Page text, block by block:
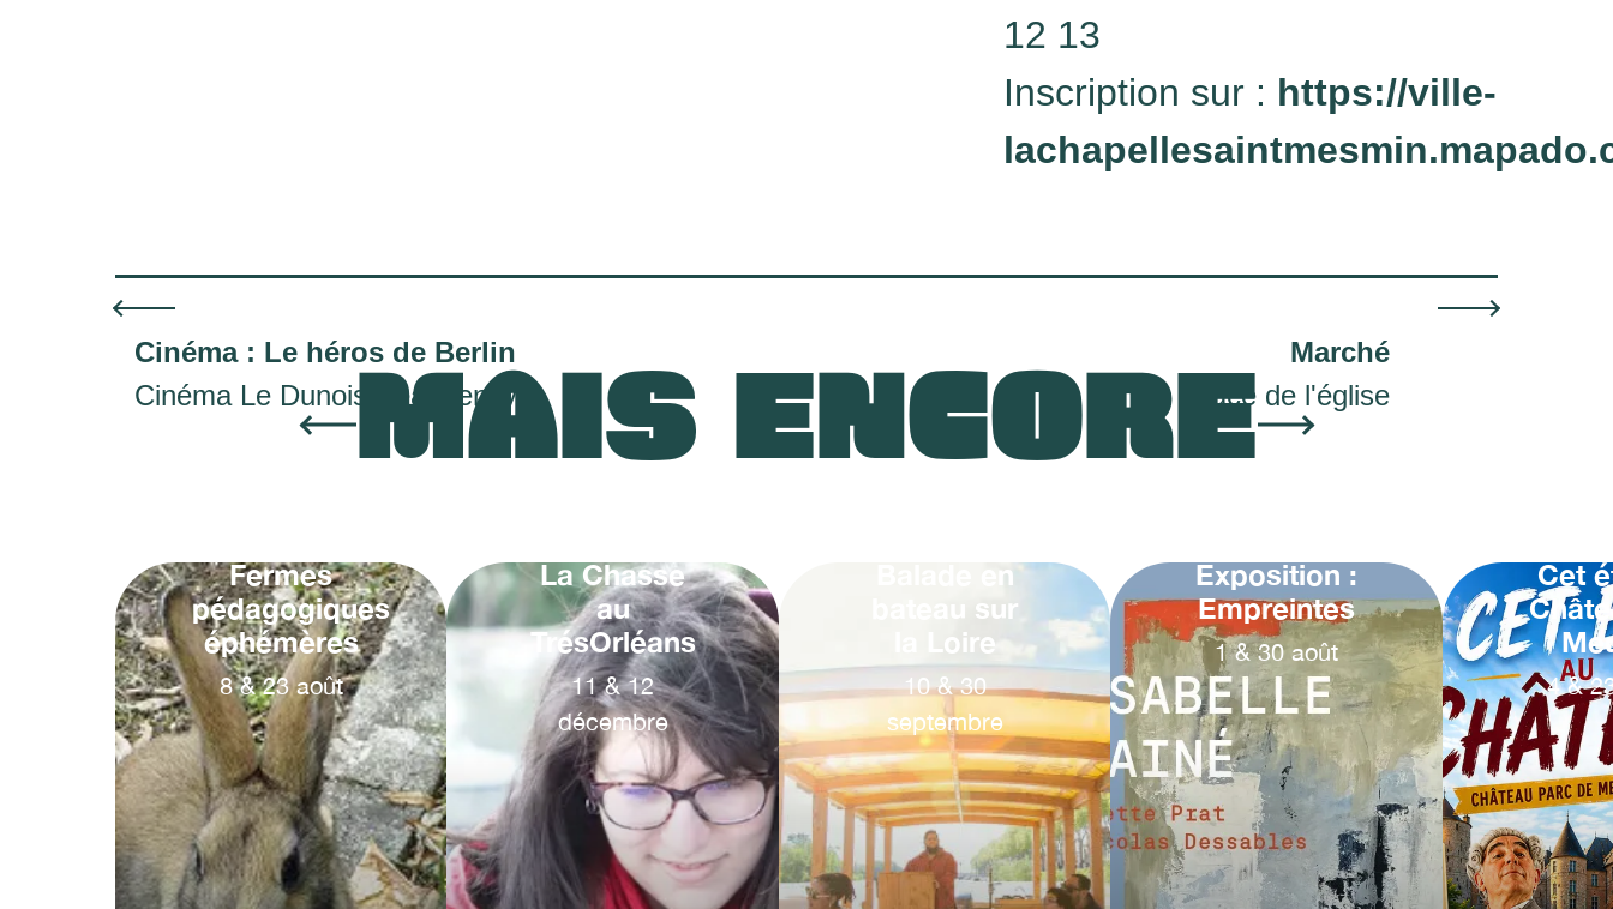
12 13
Inscription sur : https://ville-
Cinéma : Le héros de Berlin
Cinéma Le Dunois Beaugency
Marché
Place de l'église
MAIS ENCORE
Fermes
pédagogiques
éphémères
8 & 23 août
La Chasse
au
TrésOrléans
11 & 12
décembre
Balade en
bateau sur
la Loire
10 & 30
septembre
Exposition :
Empreintes
1 & 30 août
Cet
4 &